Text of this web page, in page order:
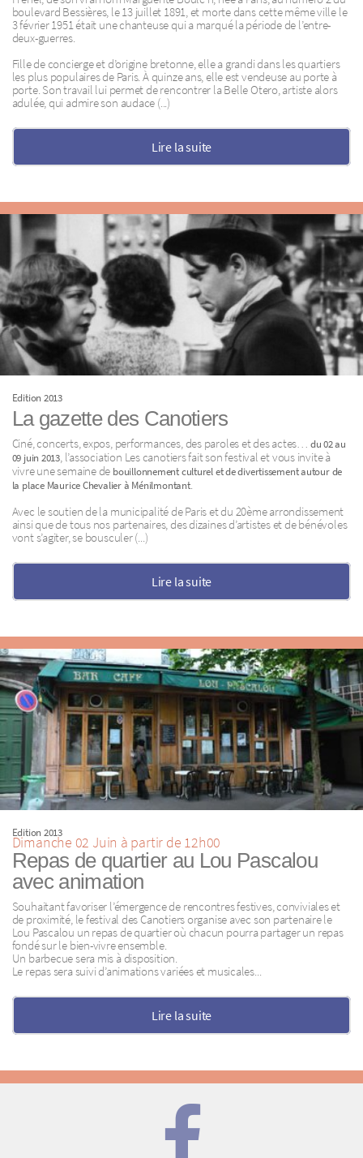
boulevard Bessières, le 13 juillet 1891, et morte dans cette même ville le
3 février 1951 était une chanteuse qui a marqué la période de l’entre-
deux-guerres.
Fille de concierge et d’origine bretonne, elle a grandi dans les quartiers
les plus populaires de Paris. À quinze ans, elle est vendeuse au porte à
porte. Son travail lui permet de rencontrer la Belle Otero, artiste alors
adulée, qui admire son audace (...)
Lire la suite
Edition 2013
La gazette des Canotiers
Ciné, concerts, expos, performances, des paroles et des actes… du 02 au
09 juin 2013, l’association Les canotiers fait son festival et vous invite à
vivre une semaine de bouillonnement culturel et de divertissement autour de
la place Maurice Chevalier à Ménilmontant.
Avec le soutien de la municipalité de Paris et du 20ème arrondissement
ainsi que de tous nos partenaires, des dizaines d’artistes et de bénévoles
vont s’agiter, se bousculer (...)
Lire la suite
Edition 2013
Dimanche 02 Juin à partir de 12h00
Repas de quartier au Lou Pascalou
avec animation
Souhaitant favoriser l’émergence de rencontres festives, conviviales et
de proximité, le festival des Canotiers organise avec son partenaire le
Lou Pascalou un repas de quartier où chacun pourra partager un repas
fondé sur le bien-vivre ensemble.
Un barbecue sera mis à disposition.
Le repas sera suivi d’animations variées et musicales...
Lire la suite